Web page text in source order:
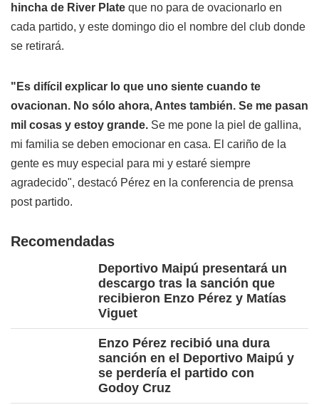
hincha de River Plate que no para de ovacionarlo en
cada partido, y este domingo dio el nombre del club donde
se retirará.
"Es difícil explicar lo que uno siente cuando te
ovacionan. No sólo ahora, Antes también. Se me pasan
mil cosas y estoy grande. Se me pone la piel de gallina,
mi familia se deben emocionar en casa. El cariño de la
gente es muy especial para mi y estaré siempre
agradecido", destacó Pérez en la conferencia de prensa
post partido.
Recomendadas
Deportivo Maipú presentará un
descargo tras la sanción que
recibieron Enzo Pérez y Matías
Viguet
Enzo Pérez recibió una dura
sanción en el Deportivo Maipú y
se perdería el partido con
Godoy Cruz